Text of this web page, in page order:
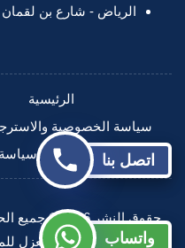
الرياض - شارع بن لقمان
الرئيسية
سياسة الخصوصية
حقوق النشر
العزل
اتصل بنا
واتساب